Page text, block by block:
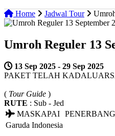
Home Jadwal Tour
Umroh Reguler 13
13 Sep 2025 - 29 Sep 2025
PAKET TELAH
( Tour Guide )
RUTE : Sub - Jed
MASKAPAI
Garuda Indonesia